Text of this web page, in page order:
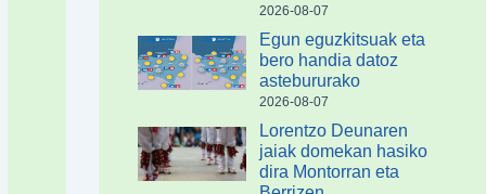
2026-08-07
Egun eguzkitsuak eta
bero handia datoz
astebururako
2026-08-07
Lorentzo Deunaren
jaiak domekan hasiko
dira Montorran eta